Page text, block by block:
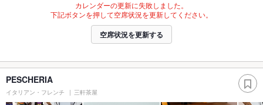
カレンダーの更新に失敗しました。
下記ボタンを押して空席状況を更新してください。
空席状況を更新する
PESCHERIA
イタリアン・フレンチ 三軒茶屋